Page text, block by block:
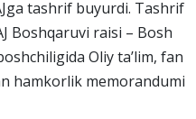
tashrif buyurdi. Tashrif
Boshqaruvi raisi – Bosh
Oliy ta’lim, fan
hamkorlik memorandumi